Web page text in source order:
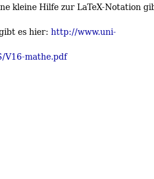
kleine Hilfe zur LaTeX-Notation
es hier: http://www.uni-
V16-mathe.pdf